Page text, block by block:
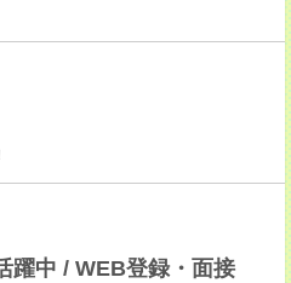
躍中 / WEB登録・面接